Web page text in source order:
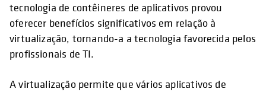
tecnologia de contêineres de aplicativos provou
oferecer benefícios significativos em relação à
virtualização, tornando-a a tecnologia favorecida pelos
profissionais de TI.
A virtualização permite que vários aplicativos de